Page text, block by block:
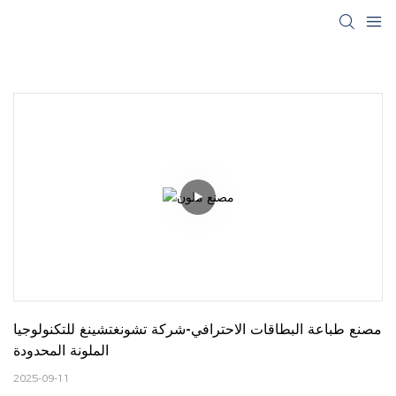
مصنع طباعة البطاقات الاحترافي-شركة تشونغتشينغ للتكنولوجيا
الملونة المحدودة
2025-09-11